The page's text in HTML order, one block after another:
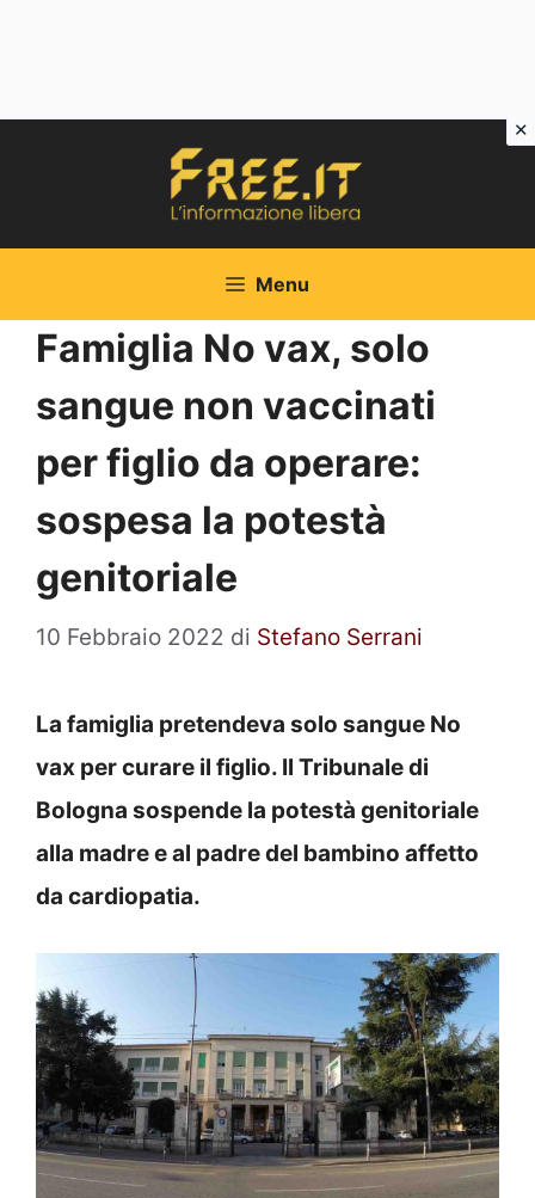
Menu
Famiglia No vax, solo
sangue non vaccinati
per figlio da operare:
sospesa la potestà
genitoriale
10 Febbraio 2022 di Stefano Serrani
La famiglia pretendeva solo sangue No
vax per curare il figlio. Il Tribunale di
Bologna sospende la potestà genitoriale
alla madre e al padre del bambino affetto
da cardiopatia.